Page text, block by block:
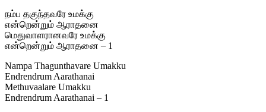
நம்ப தகுந்தவரே உமக்கு
என்றென்றும் ஆராதனை
மெதுவாளரானவரே உமக்கு
என்றென்றும் ஆராதனை – 1
Nampa Thagunthavare Umakku
Endrendrum Aarathanai
Methuvaalare Umakku
Endrendrum Aarathanai – 1